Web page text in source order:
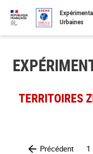
contenu
une
recherche
Urbaines
TERRITOIRES
Précédent 1